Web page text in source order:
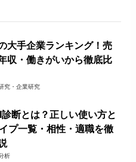
大手企業ランキング！売
年収・働きがいから徹底比
究・企業研究
診断とは？正しい使い方と
プ一覧・相性・適職を徹
析